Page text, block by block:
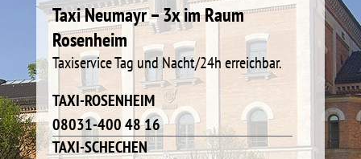
Taxi Neumayr – 3x im Raum
Rosenheim
Taxiservice Tag und Nacht/24h erreichbar.
TAXI-ROSENHEIM
08031-400 48 16
TAXI-SCHECHEN